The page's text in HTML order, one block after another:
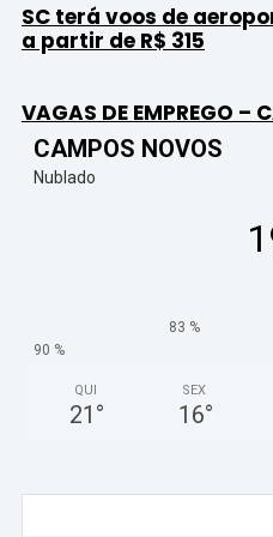
SC terá voos de
a partir de R$ 315
VAGAS DE EMPREGO –
CAMPOS NOVOS
Nublado
83 %
90 %
QUI
21 °
SEX
16°